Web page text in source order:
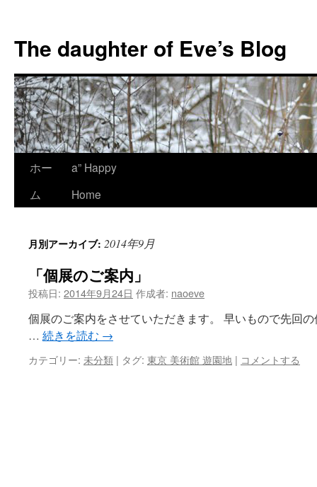
テ
ン
へ
ス
キ
ッ
プ
The daughter of Eve’s Blog
ホー
ム
a” Happy
Home
月別アーカイブ: 2014年9月
「個展のご案内」
投稿日: 2014年9月24日 作成者: naoeve
個展のご案内をさせていただきます。 早いもので先回
… 続きを読む →
カテゴリー: 未分類 | タグ: 東京 美術館 遊園地 | コメントする